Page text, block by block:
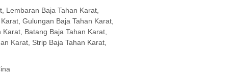
Lembaran Baja Tahan Karat,
Gulungan Baja Tahan Karat,
Karat, Batang Baja Tahan Karat,
Karat, Strip Baja Tahan Karat,